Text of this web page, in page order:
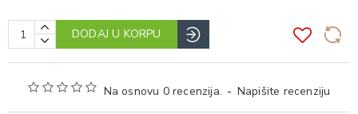
Na osnovu 0 recenzija. - Napišite recenziju
DODAJ U KORPU